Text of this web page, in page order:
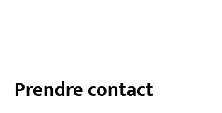
Prendre contact